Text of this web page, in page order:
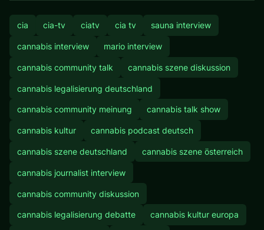
cia cia-tv ciatv cia tv sauna interview
cannabis interview mario interview
cannabis community talk cannabis szene diskussion
cannabis legalisierung deutschland
cannabis community meinung cannabis talk show
cannabis kultur cannabis podcast deutsch
cannabis szene deutschland cannabis szene österreich
cannabis journalist interview
cannabis community diskussion
cannabis legalisierung debatte cannabis kultur europa